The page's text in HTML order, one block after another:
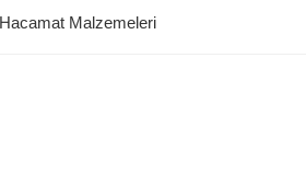
Hacamat Malzemeleri